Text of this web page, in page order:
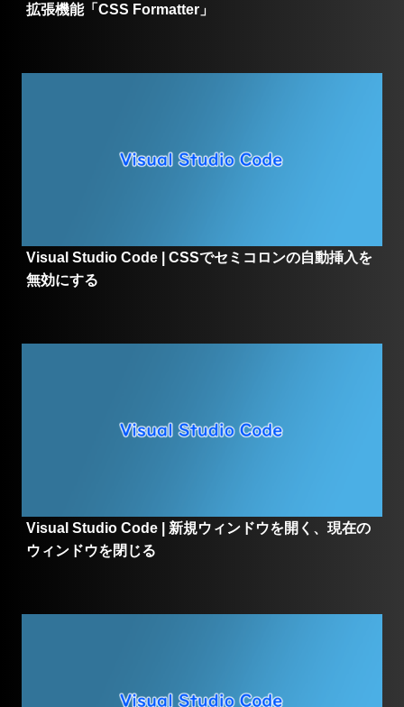
拡張機能「CSS Formatter」
Visual Studio Code | CSSでセミコロンの自動挿入を
無効にする
Visual Studio Code | 新規ウィンドウを開く、現在の
ウィンドウを閉じる